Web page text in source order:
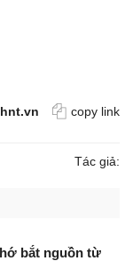
copy link
Tác giả:
bắt nguồn từ